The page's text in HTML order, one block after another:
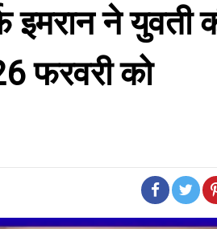
इमरान ने युवती
फरवरी को